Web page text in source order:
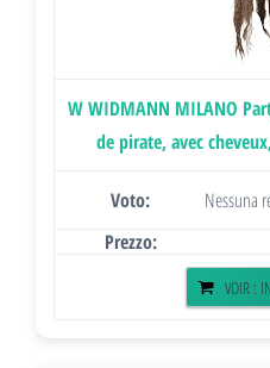
W WIDMANN MILANO
de pirate, avec
Nessuna
VOIR :